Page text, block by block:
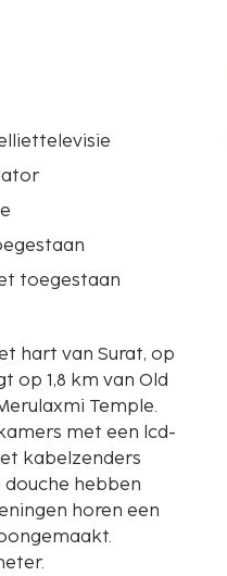
toegestaan
hart van Surat, op
Temple.
met een lcd-
kabelzenders
hebben
horen een